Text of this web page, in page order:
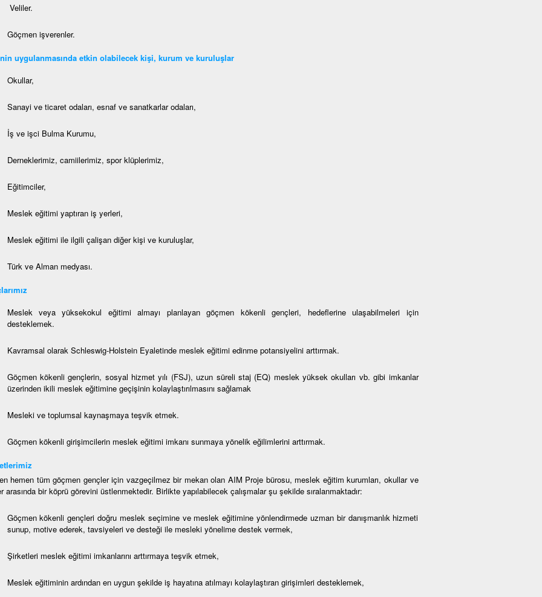
Veliler.
Göçmen işverenler.
uygulanmasında etkin olabilecek kişi, kurum ve kuruluşlar
Okullar,
Sanayi ve ticaret odaları, esnaf ve sanatkarlar odaları,
İş ve işci Bulma Kurumu,
Derneklerimiz, camiilerimiz, spor klüplerimiz,
Eğitimciler,
Meslek eğitimi yaptıran iş yerleri,
Meslek eğitimi ile ilgili çalişan diğer kişi ve kuruluşlar,
Türk ve Alman medyası.
larımız
Meslek veya yüksekokul eğitimi almayı planlayan göçmen kökenli gençleri, hedeflerine ulaşabilmeleri için
desteklemek.
Kavramsal olarak Schleswig-Holstein Eyaletinde meslek eğitimi edinme potansiyelini arttırmak.
Göçmen kökenli gençlerin, sosyal hizmet yılı (FSJ), uzun süreli staj (EQ) meslek yüksek okulları vb. gibi imkanlar
üzerinden ikili meslek eğitimine geçişinin kolaylaştırılmasını sağlamak
Mesleki ve toplumsal kaynaşmaya teşvik etmek.
Göçmen kökenli girişimcilerin meslek eğitimi imkanı sunmaya yönelik eğilimlerini arttırmak.
hemen tüm göçmen gençler için vazgeçilmez bir mekan olan AIM Proje bürosu, meslek eğitim kurumları, okullar ve
arasında bir köprü görevini üstlenmektedir. Birlikte yapılabilecek çalışmalar şu şekilde sıralanmaktadır:
Göçmen kökenli gençleri doğru meslek seçimine ve meslek eğitimine yönlendirmede uzman bir danışmanlık hizmeti
sunup, motive ederek, tavsiyeleri ve desteği ile mesleki yönelime destek vermek,
Şirketleri meslek eğitimi imkanlarını arttırmaya teşvik etmek,
Meslek eğitiminin ardından en uygun şekilde iş hayatına atılmayı kolaylaştıran girişimleri desteklemek,